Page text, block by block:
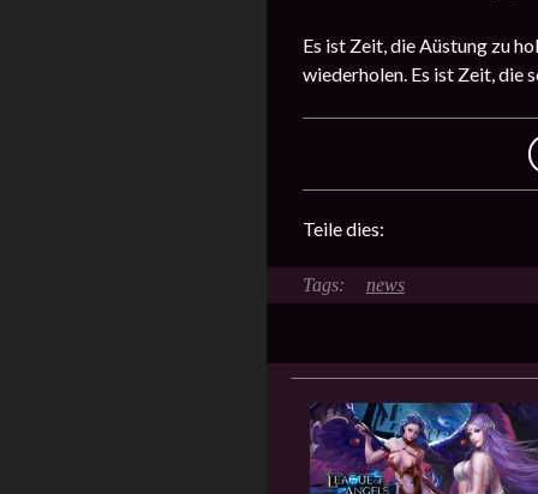
Es ist Zeit, die Aüstung zu
wiederholen. Es ist Zeit, die
Teile dies:
news